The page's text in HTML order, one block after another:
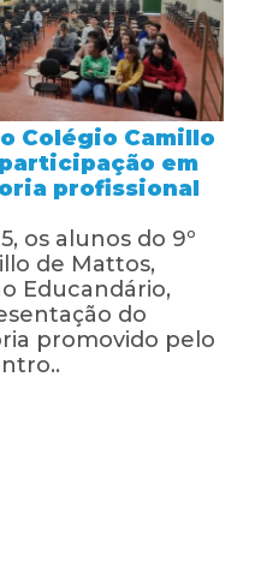
Colégio Camillo
em
profissional
os alunos do 9º
de Mattos,
Educandário,
do
promovido pelo